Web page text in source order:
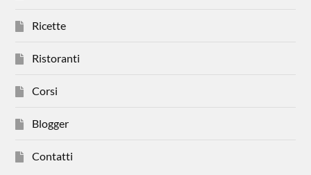
Ricette
Ristoranti
Corsi
Blogger
Contatti